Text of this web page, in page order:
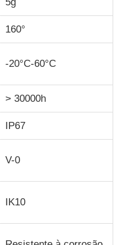
160°
-20°C-60°C
> 30000h
IP67
V-0
IK10